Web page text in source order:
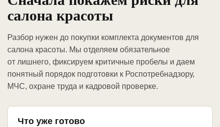
салона красоты
Разбор нужен до покупки комплекта документов для
салона красоты. Мы отделяем обязательное
от лишнего, фиксируем критичные пробелы и даем
понятный порядок подготовки к Роспотребнадзору,
МЧС, охране труда и кадровой проверке.
Что уже готово